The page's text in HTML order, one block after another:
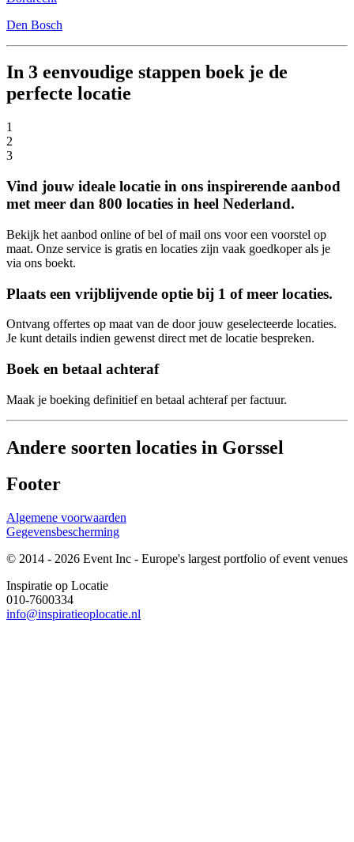
Den Bosch
In 3 eenvoudige stappen boek je de
perfecte locatie
1
2
3
Vind jouw ideale locatie in ons inspirerende aanbod
met meer dan 800 locaties in heel Nederland.
Bekijk het aanbod online of bel of mail ons voor een voorstel op
maat. Onze service is gratis en locaties zijn vaak goedkoper als je
via ons boekt.
Plaats een vrijblijvende optie bij 1 of meer locaties.
Ontvang offertes op maat van de door jouw geselecteerde locaties.
Je kunt details indien gewenst direct met de locatie bespreken.
Boek en betaal achteraf
Maak je boeking definitief en betaal achteraf per factuur.
Andere soorten locaties in Gorssel
Footer
Algemene voorwaarden
Gegevensbescherming
© 2014 - 2026 Event Inc - Europe's largest portfolio of event venues
Inspiratie op Locatie
010-7600334
info@inspiratieoplocatie.nl